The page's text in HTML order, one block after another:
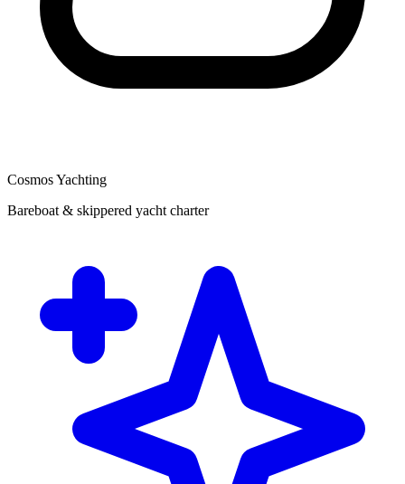
Cosmos Yachting
Bareboat & skippered yacht charter